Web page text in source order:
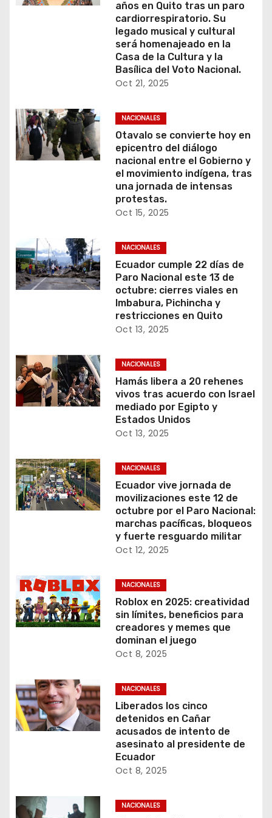
años en Quito tras un paro
cardiorrespiratorio. Su
legado musical y cultural
será homenajeado en la
Casa de la Cultura y la
Basílica del Voto Nacional.
Oct 21, 2025
NACIONALES
Otavalo se convierte hoy en
epicentro del diálogo
nacional entre el Gobierno y
el movimiento indígena, tras
una jornada de intensas
protestas.
Oct 15, 2025
NACIONALES
Ecuador cumple 22 días de
Paro Nacional este 13 de
octubre: cierres viales en
Imbabura, Pichincha y
restricciones en Quito
Oct 13, 2025
NACIONALES
Hamás libera a 20 rehenes
vivos tras acuerdo con Israel
mediado por Egipto y
Estados Unidos
Oct 13, 2025
NACIONALES
Ecuador vive jornada de
movilizaciones este 12 de
octubre por el Paro Nacional:
marchas pacíficas, bloqueos
y fuerte resguardo militar
Oct 12, 2025
NACIONALES
Roblox en 2025: creatividad
sin límites, beneficios para
creadores y memes que
dominan el juego
Oct 8, 2025
NACIONALES
Liberados los cinco
detenidos en Cañar
acusados de intento de
asesinato al presidente de
Ecuador
Oct 8, 2025
NACIONALES